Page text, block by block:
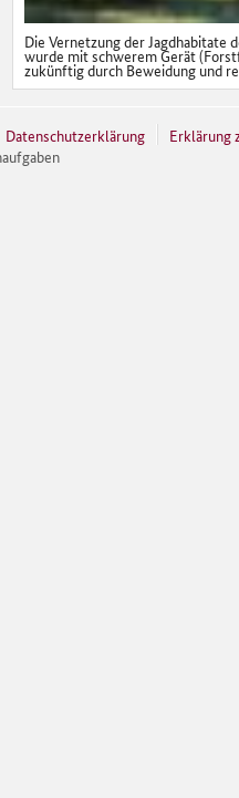
Die Vernetzung der
wurde mit schwerem Gerät
zukünftig durch Beweidung und
Datenschutzerklärung
Erklärung